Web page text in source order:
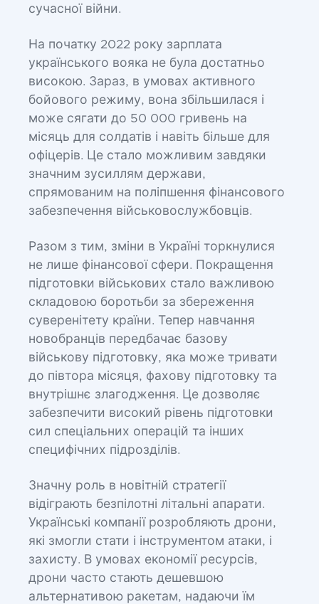
сучасної війни.
На початку 2022 року зарплата
українського вояка не була достатньо
високою. Зараз, в умовах активного
бойового режиму, вона збільшилася і
може сягати до 50 000 гривень на
місяць для солдатів і навіть більше для
офіцерів. Це стало можливим завдяки
значним зусиллям держави,
спрямованим на поліпшення фінансового
забезпечення військовослужбовців.
Разом з тим, зміни в Україні торкнулися
не лише фінансової сфери. Покращення
підготовки військових стало важливою
складовою боротьби за збереження
суверенітету країни. Тепер навчання
новобранців передбачає базову
військову підготовку, яка може тривати
до півтора місяця, фахову підготовку та
внутрішнє злагодження. Це дозволяє
забезпечити високий рівень підготовки
сил спеціальних операцій та інших
специфічних підрозділів.
Значну роль в новітній стратегії
відіграють безпілотні літальні апарати.
Українські компанії розробляють дрони,
які змогли стати і інструментом атаки, і
захисту. В умовах економії ресурсів,
дрони часто стають дешевшою
альтернативою ракетам, надаючи їм